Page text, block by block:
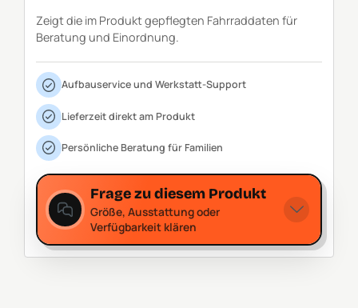
Zeigt die im Produkt gepflegten Fahrraddaten für
Beratung und Einordnung.
Aufbauservice und Werkstatt-Support
Lieferzeit direkt am Produkt
Persönliche Beratung für Familien
Frage zu diesem Produkt
Größe, Ausstattung oder
Verfügbarkeit klären